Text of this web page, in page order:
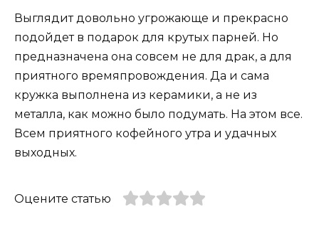
Выглядит довольно угрожающе и прекрасно
подойдет в подарок для крутых парней. Но
предназначена она совсем не для драк, а для
приятного времяпровождения. Да и сама
кружка выполнена из керамики, а не из
металла, как можно было подумать. На этом все.
Всем приятного кофейного утра и удачных
выходных.
Оцените статью